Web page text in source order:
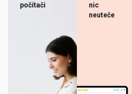
počítači
nic
neuteče